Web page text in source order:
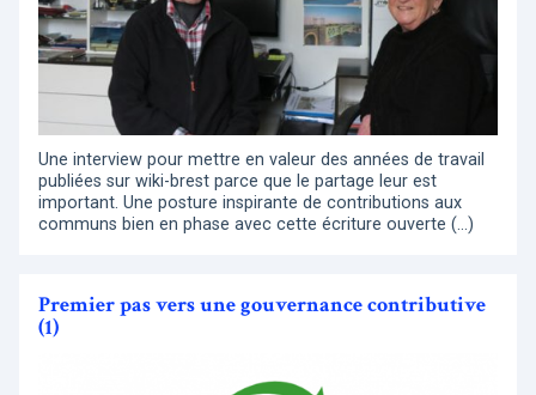
Une interview pour mettre en valeur des années de travail
publiées sur wiki-brest parce que le partage leur est
important. Une posture inspirante de contributions aux
communs bien en phase avec cette écriture ouverte (…)
Premier pas vers une gouvernance contributive
(1)